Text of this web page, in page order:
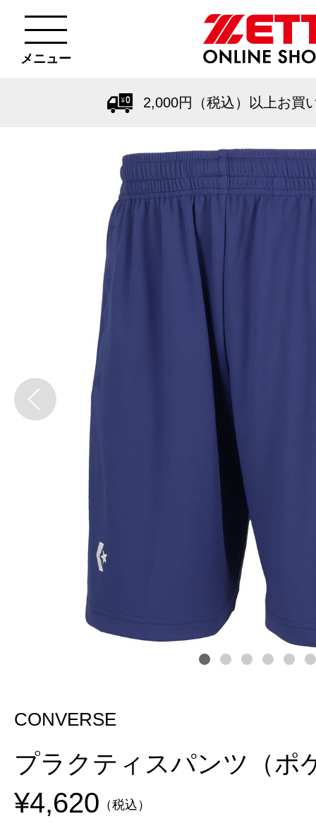
メニュー
2,000円（税込）以上お買
CONVERSE
プラクティスパンツ（ポ
¥4,620 （税込）